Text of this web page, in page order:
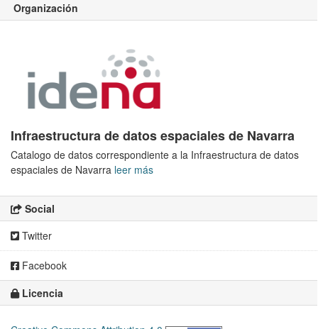
Organización
Infraestructura de datos espaciales de Navarra
Catalogo de datos correspondiente a la Infraestructura de datos
espaciales de Navarra leer más
Social
Twitter
Facebook
Licencia